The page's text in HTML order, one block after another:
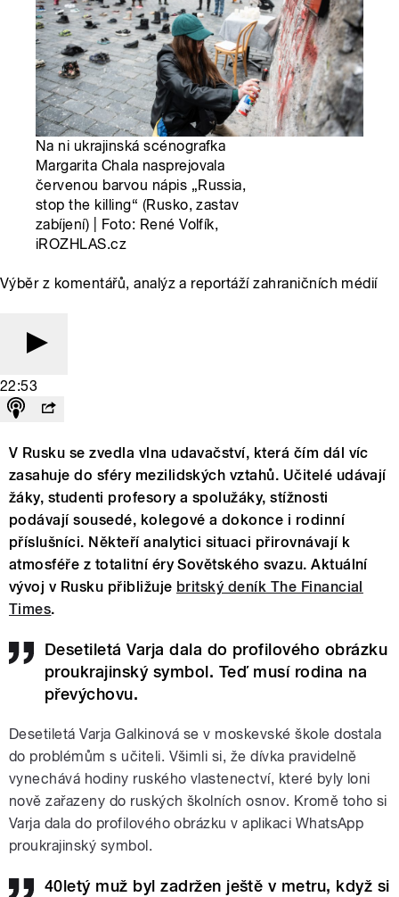
Na ni ukrajinská scénografka
Margarita Chala nasprejovala
červenou barvou nápis „Russia,
stop the killing“ (Rusko, zastav
zabíjení) | Foto: René Volfík,
iROZHLAS.cz
Výběr z komentářů, analýz a reportáží zahraničních médií
22:53
V Rusku se zvedla vlna udavačství, která čím dál víc
zasahuje do sféry mezilidských vztahů. Učitelé udávají
žáky, studenti profesory a spolužáky, stížnosti
podávají sousedé, kolegové a dokonce i rodinní
příslušníci. Někteří analytici situaci přirovnávají k
atmosféře z totalitní éry Sovětského svazu. Aktuální
vývoj v Rusku přibližuje britský deník The Financial
Times.
Desetiletá Varja dala do profilového obrázku
proukrajinský symbol. Teď musí rodina na
převýchovu.
Desetiletá Varja Galkinová se v moskevské škole dostala
do problémům s učiteli. Všimli si, že dívka pravidelně
vynechává hodiny ruského vlastenectví, které byly loni
nově zařazeny do ruských školních osnov. Kromě toho si
Varja dala do profilového obrázku v aplikaci WhatsApp
proukrajinský symbol.
40letý muž byl zadržen ještě v metru, když si